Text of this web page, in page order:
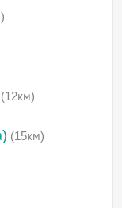
(12км)
(15км)